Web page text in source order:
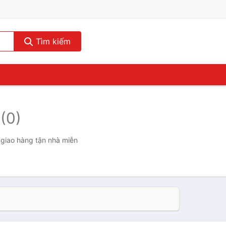
Tìm kiếm
(0)
hàng tận nhà miễn